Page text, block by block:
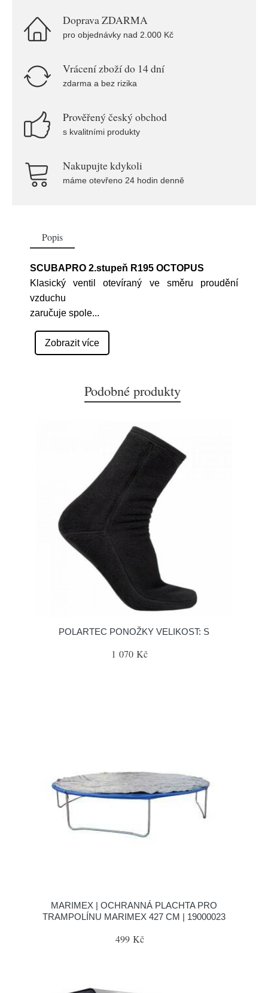
Doprava ZDARMA
pro objednávky nad 2.000 Kč
Vrácení zboží do 14 dní
zdarma a bez rizika
Prověřený český obchod
s kvalitními produkty
Nakupujte kdykoli
máme otevřeno 24 hodin denně
Popis
SCUBAPRO 2.stupeň R195 OCTOPUS
Klasický ventil otevíraný ve směru proudění
vzduchu
zaručuje spole...
Zobrazit více
Podobné produkty
POLARTEC PONOŽKY VELIKOST: S
1 070 Kč
MARIMEX | OCHRANNÁ PLACHTA PRO
TRAMPOLÍNU MARIMEX 427 CM | 19000023
499 Kč